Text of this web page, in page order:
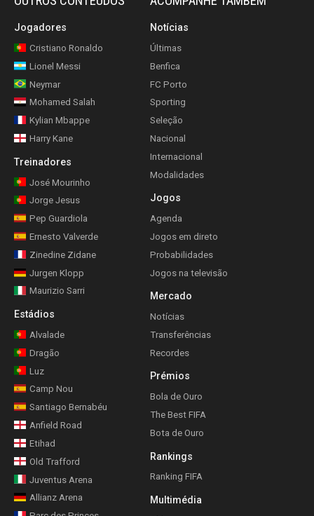
Jogadores
Cristiano Ronaldo
Lionel Messi
Neymar
Mohamed Salah
Kylian Mbappe
Harry Kane
Treinadores
José Mourinho
Jorge Jesus
Pep Guardiola
Ernesto Valverde
Zinedine Zidane
Jurgen Klopp
Maurizio Sarri
Estádios
Alvalade
Dragão
Luz
Camp Nou
Santiago Bernabéu
Anfield Road
Etihad
Old Trafford
Juventus Arena
Allianz Arena
Notícias
Últimas
Benfica
FC Porto
Sporting
Seleção
Nacional
Internacional
Modalidades
Jogos
Agenda
Jogos em direto
Probabilidades
Jogos na televisão
Mercado
Notícias
Transferências
Recordes
Prémios
Bola de Ouro
The Best FIFA
Bota de Ouro
Rankings
Ranking FIFA
Multimédia